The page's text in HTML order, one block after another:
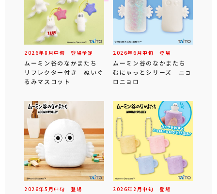
2026年8 月中旬 登場予定
ムーミン谷のなかまたち
リフレクター付き ぬいぐ
るみマスコット
2026年6 月中旬 登場
ムーミン谷のなかまたち
むにゅっとシリーズ ニョ
ロニョロ
2026年5 月中旬 登場 2026年 2 月中旬 登場